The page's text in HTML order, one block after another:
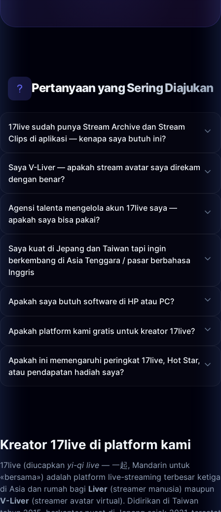
Pertanyaan yang Sering Diajukan
17live sudah punya Stream Archive dan Stream
Clips di aplikasi — kenapa saya butuh ini?
Saya V-Liver — apakah stream avatar saya direkam
dengan benar?
Agensi talenta mengelola akun 17live saya —
apakah saya bisa pakai?
Saya kuat di Jepang dan Taiwan tapi ingin
berkembang di Asia Tenggara / pasar berbahasa
Inggris
Apakah saya butuh software di HP atau PC?
Apakah platform kami gratis untuk kreator 17live?
Apakah ini memengaruhi peringkat 17live, Hot Star,
atau pendapatan hadiah saya?
Kreator 17live di platform kami
17live (diucapkan yi-qi live — 一起, Mandarin untuk
«bersama») adalah platform live-streaming terbesar ketiga
di Asia dan rumah bagi Liver (streamer manusia) maupun
V-Liver (streamer avatar virtual). Didirikan di Taiwan